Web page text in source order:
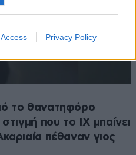
Privacy Policy
το θανατηφόρο
που το ΙΧ μπαίνει
πέθαναν γιος